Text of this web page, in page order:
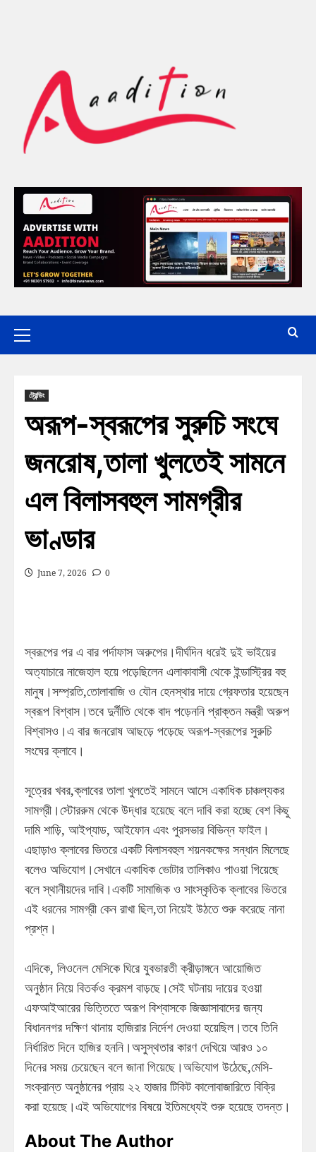
ট্রেন্ডিং
অরূপ-স্বরূপের সুরুচি সংঘে
জনরোষ,তালা খুলতেই সামনে
এল বিলাসবহুল সামগ্রীর
ভাণ্ডার
June 7, 2026 0
স্বরূপের পর এ বার পর্দাফাস অরুপের।দীর্ঘদিন ধরেই দুই ভাইয়ের
অত্যাচারে নাজেহাল হয়ে পড়েছিলেন এলাকাবাসী থেকে ইন্ডাস্ট্রির বহু
মানুষ।সম্প্রতি,তোলাবাজি ও যৌন হেনস্থার দায়ে গ্রেফতার হয়েছেন
স্বরূপ বিশ্বাস।তবে দুর্নীতি থেকে বাদ পড়েননি প্রাক্তন মন্ত্রী অরুপ
বিশ্বাসও।এ বার জনরোষ আছড়ে পড়েছে অরূপ-স্বরূপের সুরুচি
সংঘের ক্লাবে।
সূত্রের খবর,ক্লাবের তালা খুলতেই সামনে আসে একাধিক চাঞ্চল্যকর
সামগ্রী।স্টোররুম থেকে উদ্ধার হয়েছে বলে দাবি করা হচ্ছে বেশ কিছু
দামি শাড়ি, আইপ্যাড, আইফোন এবং পুরসভার বিভিন্ন ফাইল।
এছাড়াও ক্লাবের ভিতরে একটি বিলাসবহুল শয়নকক্ষের সন্ধান মিলেছে
বলেও অভিযোগ।সেখানে একাধিক ভোটার তালিকাও পাওয়া গিয়েছে
বলে স্থানীয়দের দাবি।একটি সামাজিক ও সাংস্কৃতিক ক্লাবের ভিতরে
এই ধরনের সামগ্রী কেন রাখা ছিল,তা নিয়েই উঠতে শুরু করেছে নানা
প্রশ্ন।
এদিকে, লিওনেল মেসিকে ঘিরে যুবভারতী ক্রীড়াঙ্গনে আয়োজিত
অনুষ্ঠান নিয়ে বিতর্কও ক্রমশ বাড়ছে।সেই ঘটনায় দায়ের হওয়া
এফআইআরের ভিত্তিতে অরূপ বিশ্বাসকে জিজ্ঞাসাবাদের জন্য
বিধাননগর দক্ষিণ থানায় হাজিরার নির্দেশ দেওয়া হয়েছিল।তবে তিনি
নির্ধারিত দিনে হাজির হননি।অসুস্থতার কারণ দেখিয়ে আরও ১০
দিনের সময় চেয়েছেন বলে জানা গিয়েছে।অভিযোগ উঠেছে,মেসি-
সংক্রান্ত অনুষ্ঠানের প্রায় ২২ হাজার টিকিট কালোবাজারিতে বিক্রি
করা হয়েছে।এই অভিযোগের বিষয়ে ইতিমধ্যেই শুরু হয়েছে তদন্ত।
About The Author